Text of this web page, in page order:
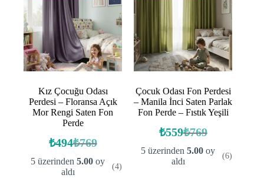
Kız Çocuğu Odası
Perdesi – Floransa Açık
Mor Rengi Saten Fon
Perde
₺769
Orijinal
fiyat:
₺769.
₺494Şu
andaki
fiyat:
5 üzerinden5.00 oy
aldı
(4)
Çocuk Odası Fon Perdesi
– Manila İnci Saten Parlak
Fon Perde – Fıstık Yeşili
₺769
Orijinal
fiyat:
₺769.
₺559Şu
andaki
fiyat:
5 üzerinden5.00 oy
aldı
(6)